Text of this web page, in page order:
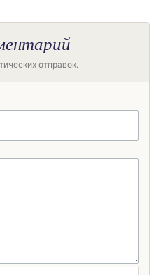
отправок.